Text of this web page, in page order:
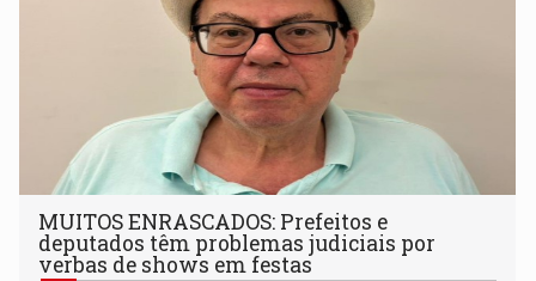
MUITOS ENRASCADOS: Prefeitos e
deputados têm problemas judiciais por
verbas de shows em festas